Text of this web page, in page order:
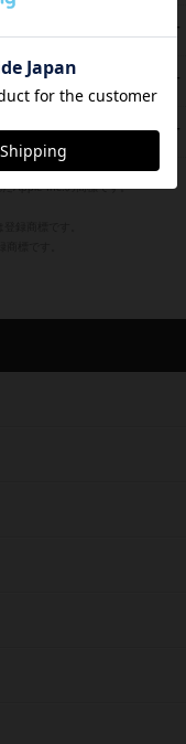
PT
PT
37 PT
Apple Inc.の商標です。